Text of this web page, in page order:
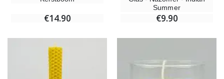
€14.90
Summer
€9.90